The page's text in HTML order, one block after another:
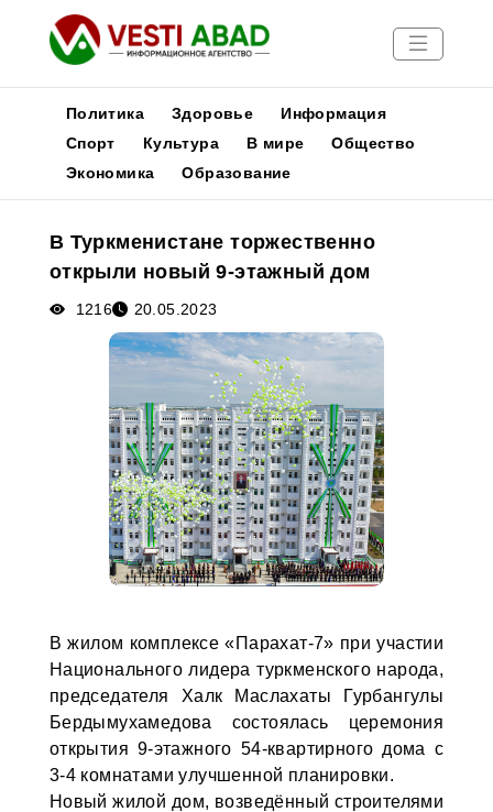
Новости
Медиа
Афиша
Политика Здоровье
Информация
Спорт
Культура В мире
Общество
Экономика
Образование
В Туркменистане торжественно
открыли новый 9-этажный дом
1216 20.05.2023
В жилом комплексе «Парахат-7» при участии
Национального лидера туркменского народа,
председателя Халк Маслахаты Гурбангулы
Бердымухамедова состоялась церемония
открытия 9-этажного 54-квартирного дома с
3-4 комнатами улучшенной планировки.
Новый жилой дом, возведённый строителями